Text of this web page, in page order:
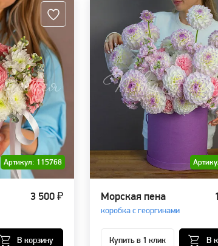
Артикул: 115768
3 500 ₽
В корзину
Морская пена
коробка с георгинами
Купить в 1 клик В